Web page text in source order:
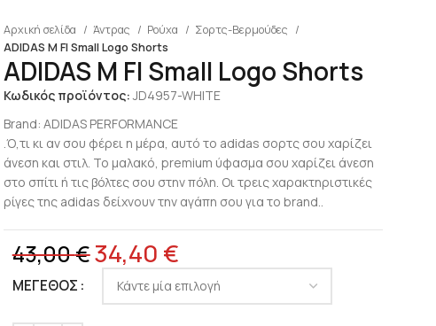
Αρχική σελίδα Άντρας Ρούχα
Σορτς-Βερμούδες
ADIDAS M FI Small Logo Shorts
ADIDAS M FI Small Logo Shorts
Κωδικός προϊόντος:JD4957-WHITE
Brand: ADIDAS PERFORMANCE
.Ό,τι κι αν σου φέρει η μέρα, αυτό το adidas σορτς σου χαρίζει
άνεση και στιλ. Το μαλακό, premium ύφασμα σου χαρίζει άνεση
στο σπίτι ή τις βόλτες σου στην πόλη. Οι τρεις χαρακτηριστικές
ρίγες της adidas δείχνουν την αγάπη σου για το brand..
43,00€34,40 €
ΜΈΓΕΘΟΣ